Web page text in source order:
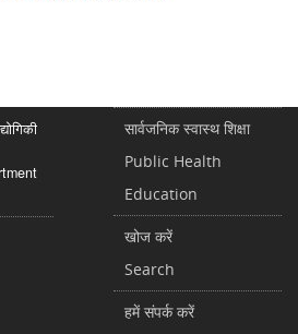
सार्वजनिक स्वास्थ शिक्षा
Public Health
Education
खोज करें
Search
हमें संपर्क करें